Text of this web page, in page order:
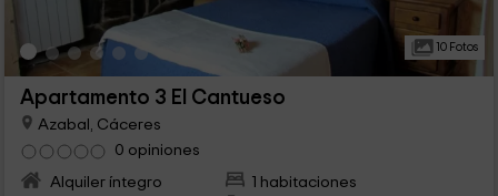
10 Fotos
Apartamento 3 El Cantueso
Azabal, Cáceres
0 opiniones
Alquiler íntegro
1 habitaciones